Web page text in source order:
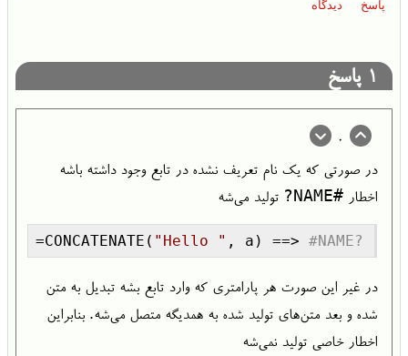
1 پاسخ
0
در صورتی که یک نام تعریف نشده در تابع وجود داشته باشه
اخطار #NAME? تولید می‌شه
=CONCATENATE( "Hello " , a) ==> #NAME?
در غیر این صورت هر پارامتری که وارد تابع بشه تبدیل به متن
شده و بعد متن‌های تولید شده به همدیگه متصل می‌شه. بنابراین
اخطار خاصی تولید نمی‌شه